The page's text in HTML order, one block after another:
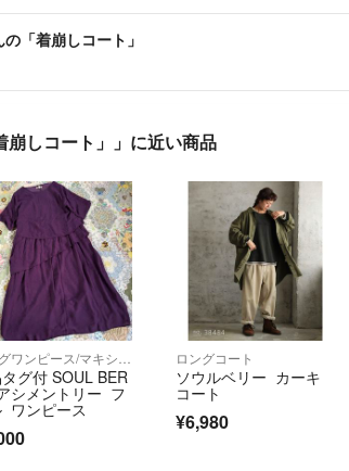
「着崩しコート」
崩しコート」」に近い商品
グ付 SOUL BER
シメントリー フ
ワンピース
ロングコート
ソウルベリー カーキ
コート
¥6,980